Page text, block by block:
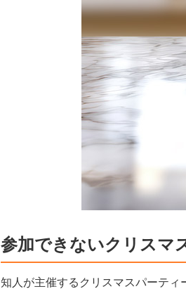
参加できないクリスマ
知人が主催するクリスマスパーテ